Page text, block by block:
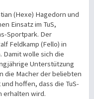
(Hexe) Hagedorn und
Einsatz im TuS,
Sportpark. Der
Feldkamp (Fello) in
Damit wolle sich die
Unterstützung
die Macher der beliebten
hoffen, dass die TuS-
erhalten wird.